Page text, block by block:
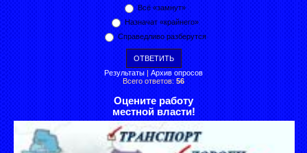
Всё «замнут»
Назначат «крайнего»
Справедливо разберутся
Результаты | Архив опросов
Всего ответов: 56
Оцените работу
местной власти!